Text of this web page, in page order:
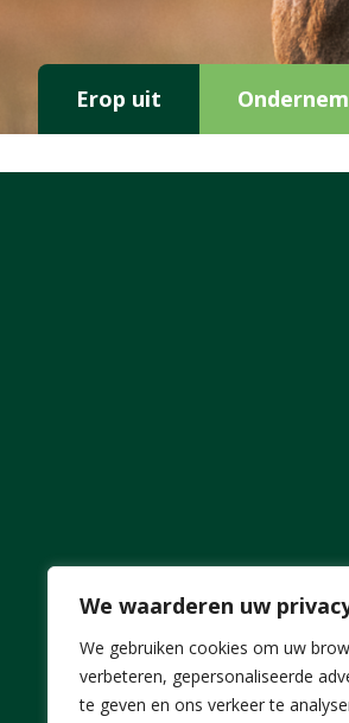
We waarderen uw
We gebruiken cookies om uw
verbeteren, gepersonaliseerde
te geven en ons verkeer te
Erop uit